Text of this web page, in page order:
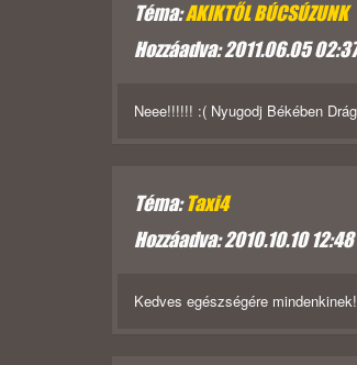
Téma:AKIKTŐL BÚCSÚZUNK
Hozzáadva: 2011.06.05 02:37
Neee!!!!!! :( Nyugodj Békében
Téma:Taxi4
Hozzáadva: 2010.10.10 12:48
Kedves egészségére